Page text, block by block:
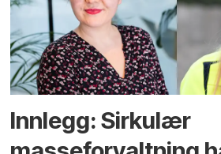
Innlegg: Sirkulær